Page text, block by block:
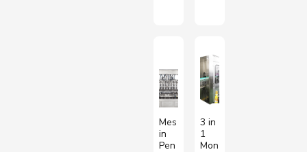
Mes
in
Pen
3 in
1
Mon